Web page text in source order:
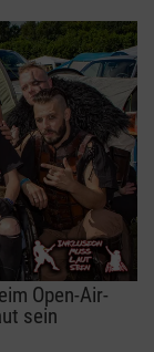
Open-Air-
sein